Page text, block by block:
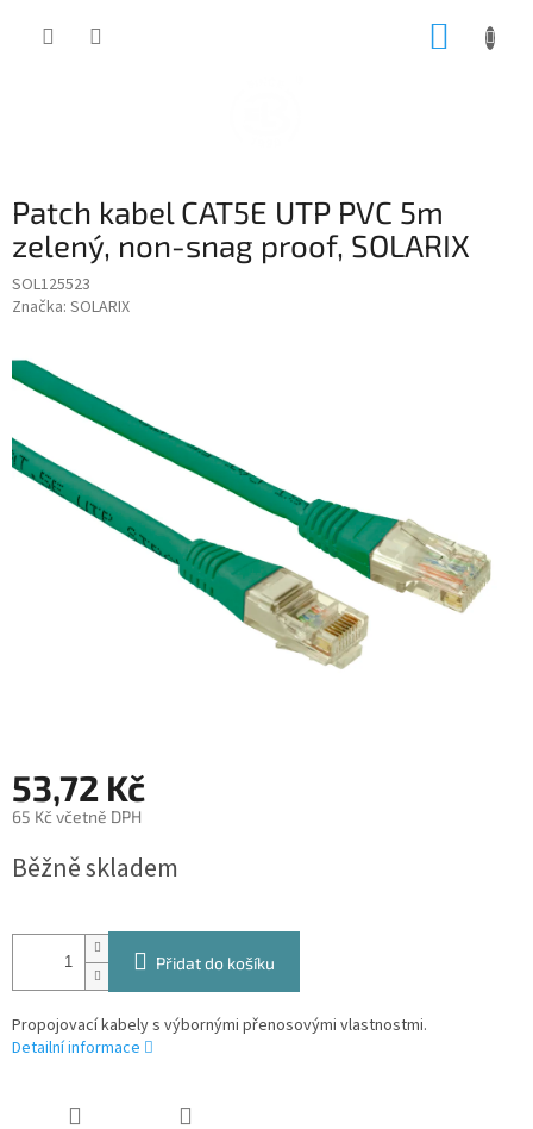
Patch kabel CAT5E UTP PVC 5m
zelený, non-snag proof, SOLARIX
SOL125523
Značka: SOLARIX
53,72 Kč
65 Kč včetně DPH
cena:
Běžně skladem
Přidat do košíku
Propojovací kabely s výbornými přenosovými vlastnostmi.
Detailní informace